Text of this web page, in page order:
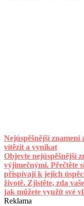
Nejúspěšnější
vítězit a vynikat
Objevte nejúspěšnější
výjimečnými. Přečtěte
přispívají k jejich
životě. Zjistěte, zda
jak můžete využít své
Reklama